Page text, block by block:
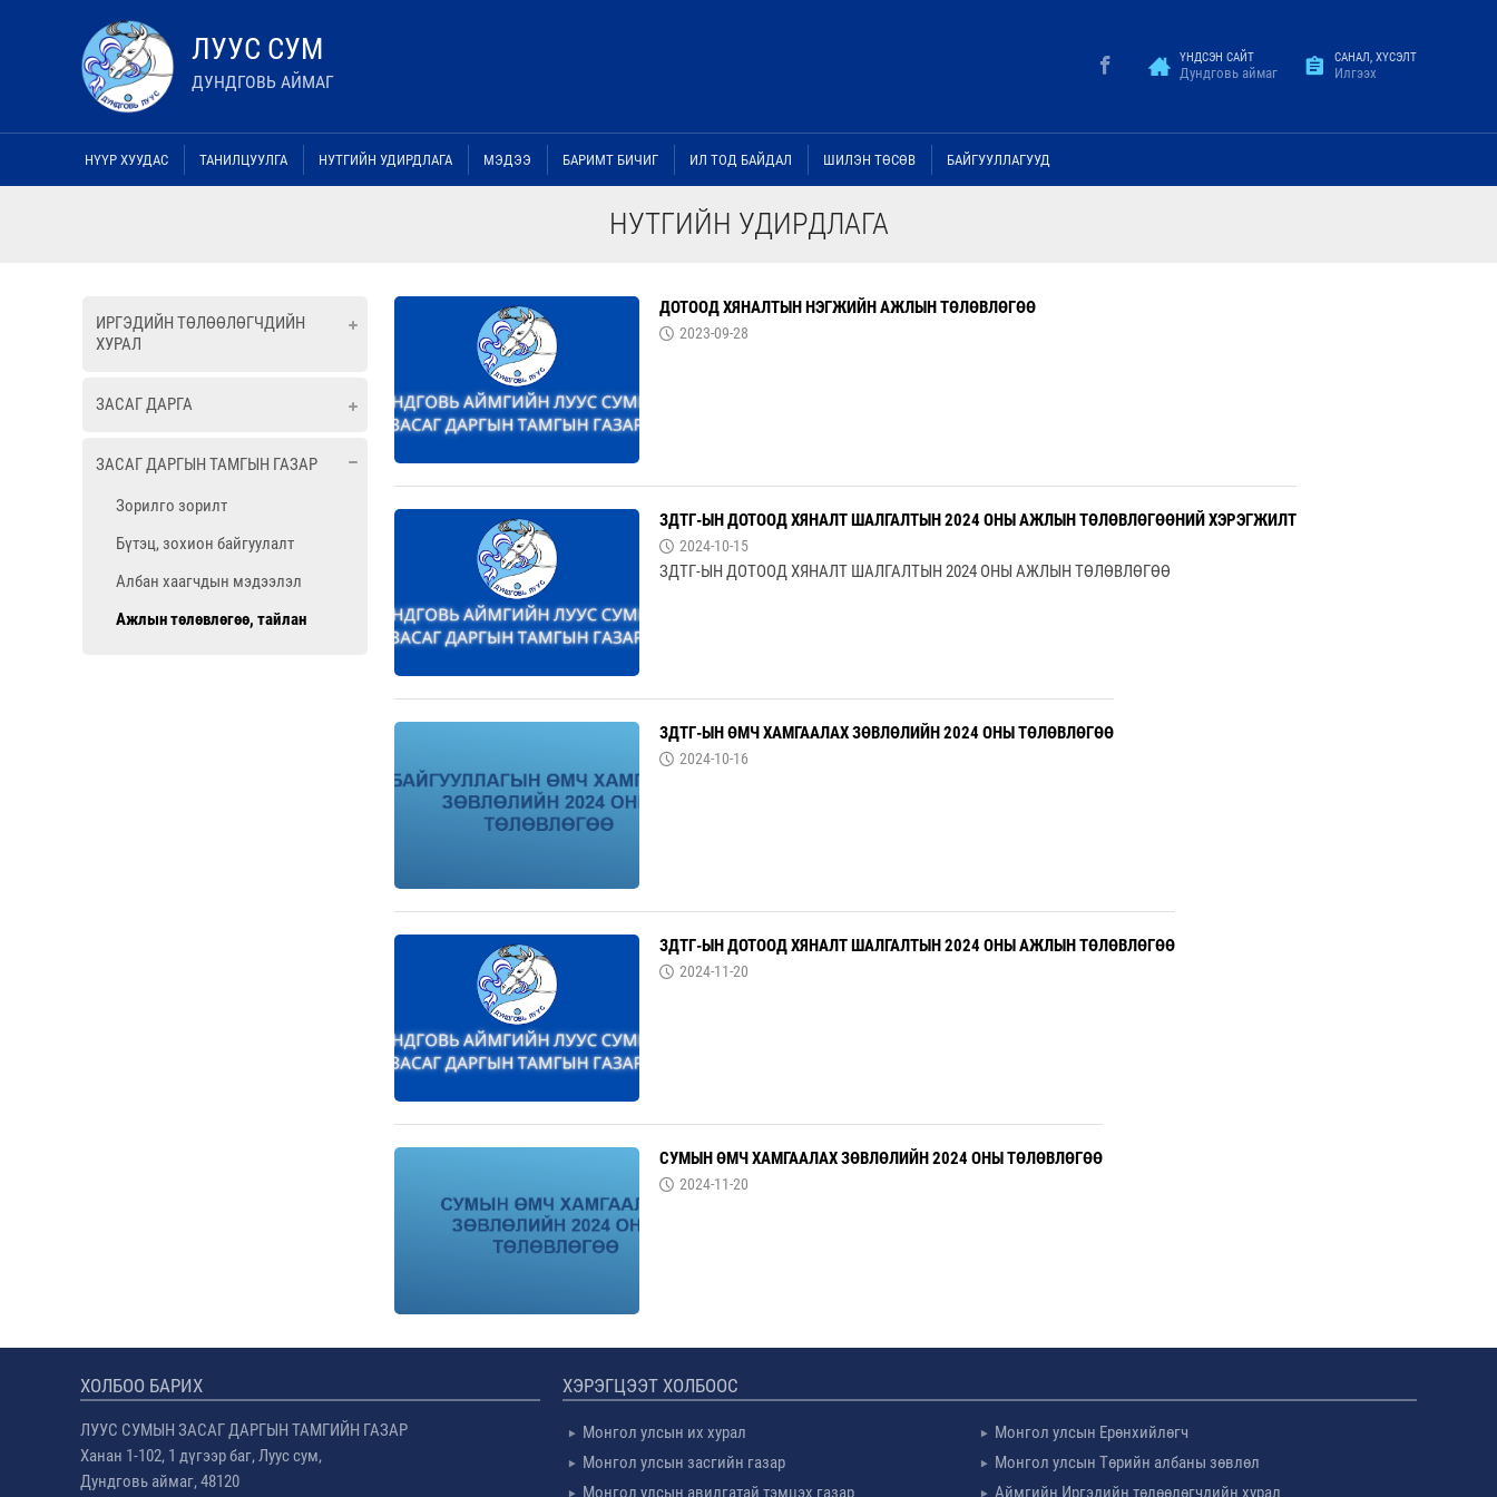
ЛУУС СУМ
ДУНДГОВЬ АЙМАГ
ҮНДСЭН САЙТ
Дундговь аймаг
САНАЛ, ХҮСЭЛТ
Илгээх
НҮҮР ХУУДАС ТАНИЛЦУУЛГА НУТГИЙН УДИРДЛАГА МЭДЭЭ БАРИМТ БИЧИГ ИЛ ТОД БАЙДАЛ ШИЛЭН ТӨСӨВ БАЙГУУЛЛАГУУД
НУТГИЙН УДИРДЛАГА
ИРГЭДИЙН ТӨЛӨӨЛӨГЧДИЙН
ХУРАЛ
ЗАСАГ ДАРГА
ЗАСАГ ДАРГЫН ТАМГЫН ГАЗАР
Зорилго зорилт
Бүтэц, зохион байгуулалт
Албан хаагчдын мэдээлэл
Ажлын төлөвлөгөө, тайлан
ДОТООД ХЯНАЛТЫН НЭГЖИЙН АЖЛЫН ТӨЛӨВЛӨГӨӨ
2023-09-28
ЗДТГ-ЫН ДОТООД ХЯНАЛТ ШАЛГАЛТЫН 2024 ОНЫ АЖЛЫН ТӨЛӨВЛӨГӨӨНИЙ ХЭРЭГЖИЛТ
2024-10-15
ЗДТГ-ЫН ДОТООД ХЯНАЛТ ШАЛГАЛТЫН 2024 ОНЫ АЖЛЫН ТӨЛӨВЛӨГӨӨ
ЗДТГ-ЫН ӨМЧ ХАМГААЛАХ ЗӨВЛӨЛИЙН 2024 ОНЫ ТӨЛӨВЛӨГӨӨ
2024-10-16
ЗДТГ-ЫН ДОТООД ХЯНАЛТ ШАЛГАЛТЫН 2024 ОНЫ АЖЛЫН ТӨЛӨВЛӨГӨӨ
2024-11-20
СУМЫН ӨМЧ ХАМГААЛАХ ЗӨВЛӨЛИЙН 2024 ОНЫ ТӨЛӨВЛӨГӨӨ
2024-11-20
ХОЛБОО БАРИХ
ЛУУС СУМЫН ЗАСАГ ДАРГЫН ТАМГИЙН ГАЗАР
Ханан 1-102, 1 дүгээр баг, Луус сум,
Дундговь аймаг, 48120
ХЭРЭГЦЭЭТ ХОЛБООС
Монгол улсын их хурал
Монгол улсын Ерөнхийлөгч
Монгол улсын засгийн газар
Монгол улсын Төрийн албаны зөвлөл
Монгол улсын авилгатай тэмцэх газар
Аймгийн Иргэдийн төлөөлөгчдийн хурал